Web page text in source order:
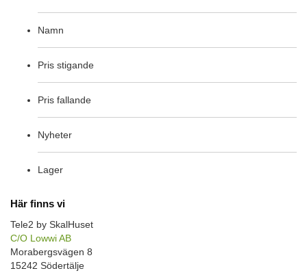
Namn
Pris stigande
Pris fallande
Nyheter
Lager
Här finns vi
Tele2 by SkalHuset
C/O Lowwi AB
Morabergsvägen 8
15242 Södertälje